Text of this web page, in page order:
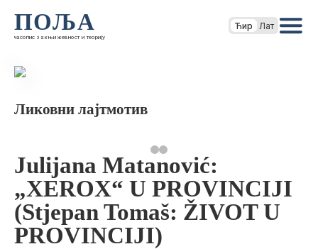
ПОЉА
часопис за књижевност и теорију
Ћир Лат
Ликовни лајтмотив
Julijana Matanović:
„XEROX“ U PROVINCIJI
(Stjepan Tomaš: ŽIVOT U
PROVINCIJI)